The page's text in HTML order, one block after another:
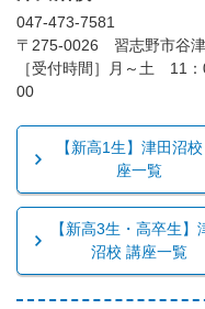
047-473-7581
〒275-0026 習志野市谷
［受付時間］月～土 11
00
【新高1生】津田沼
座一覧
【新高3生・高卒生】
沼校 講座一覧